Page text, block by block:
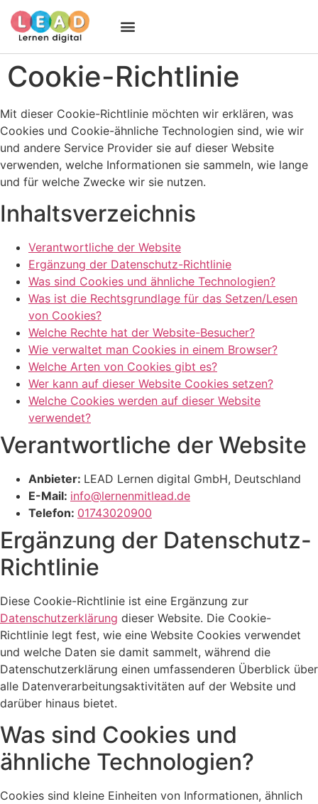
Cookie-Richtlinie
Mit dieser Cookie-Richtlinie möchten wir erklären, was
Cookies und Cookie-ähnliche Technologien sind, wie wir
und andere Service Provider sie auf dieser Website
verwenden, welche Informationen sie sammeln, wie lange
und für welche Zwecke wir sie nutzen.
Inhaltsverzeichnis
Verantwortliche der Website
Ergänzung der Datenschutz-Richtlinie
Was sind Cookies und ähnliche Technologien?
Was ist die Rechtsgrundlage für das Setzen/Lesen
von Cookies?
Welche Rechte hat der Website-Besucher?
Wie verwaltet man Cookies in einem Browser?
Welche Arten von Cookies gibt es?
Wer kann auf dieser Website Cookies setzen?
Welche Cookies werden auf dieser Website
verwendet?
Verantwortliche der Website
Anbieter: LEAD Lernen digital GmbH, Deutschland
E-Mail: info@lernenmitlead.de
Telefon: 01743020900
Ergänzung der Datenschutz-
Richtlinie
Diese Cookie-Richtlinie ist eine Ergänzung zur
Datenschutzerklärung dieser Website. Die Cookie-
Richtlinie legt fest, wie eine Website Cookies verwendet
und welche Daten sie damit sammelt, während die
Datenschutzerklärung einen umfassenderen Überblick über
alle Datenverarbeitungsaktivitäten auf der Website und
darüber hinaus bietet.
Was sind Cookies und
ähnliche Technologien?
Cookies sind kleine Einheiten von Informationen, ähnlich